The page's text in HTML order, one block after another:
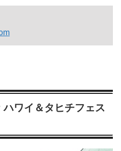
ワイ＆タヒチフェス